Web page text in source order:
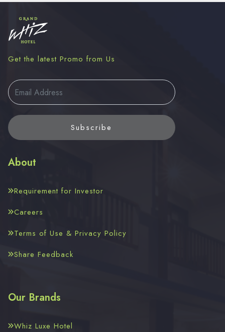
Get the latest Promo from Us
Subscribe
About
Requirement for Investor
Careers
Terms of Use & Privacy Policy
Share Feedback
Our Brands
Whiz Luxe Hotel